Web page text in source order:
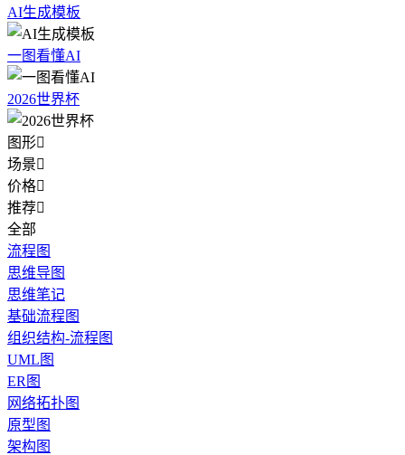
AI生成模板
一图看懂AI
2026世界杯
图形
场景
价格
推荐
全部
流程图
思维导图
思维笔记
基础流程图
组织结构-流程图
UML图
ER图
网络拓扑图
原型图
架构图